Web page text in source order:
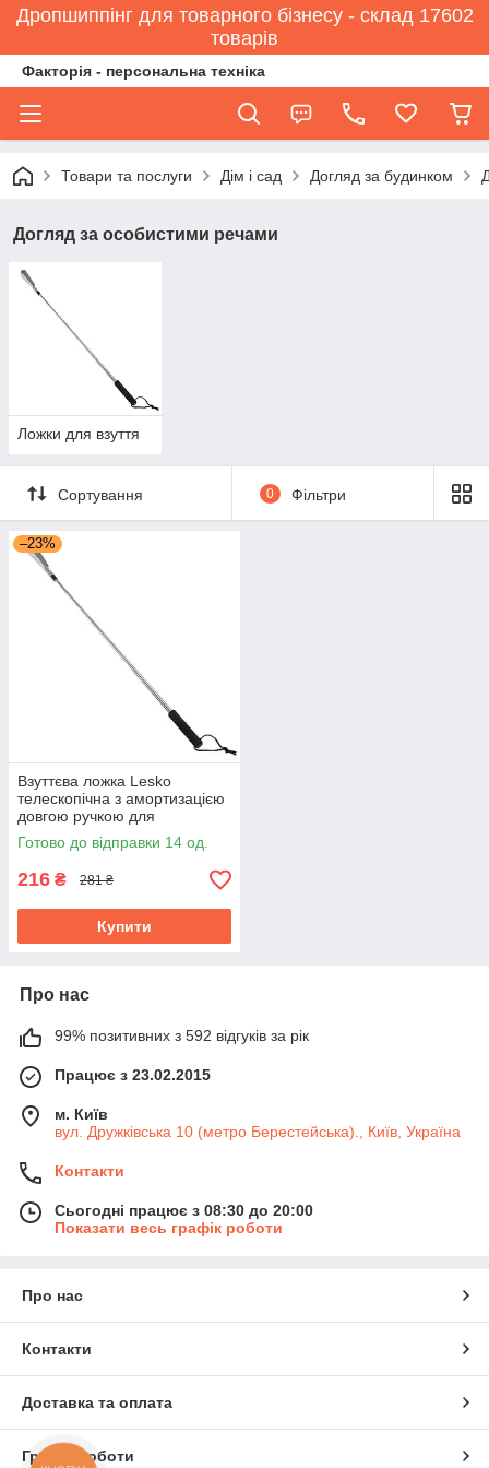
Дропшиппінг для товарного бізнесу - склад 17602
товарів
Факторія - персональна техніка
Товари та послуги Дім і сад Догляд за будинком
Догляд за особистими речами
Ложки для взуття
Сортування 0 Фільтри
–23%
Взуттєва ложка Lesko
телескопічна з амортизацією
довгою ручкою для
надягання взуття не
нахиляється
Готово до відправки 14 од.
216 ₴ 281 ₴
Купити
Про нас
99% позитивних з 592 відгуків за рік
Працює з 23.02.2015
м. Київ
вул. Дружківська 10 (метро Берестейська)., Київ, Україна
Контакти
Сьогодні працює з 08:30 до 20:00
Показати весь графік роботи
Про нас
Контакти
Доставка та оплата
Графік роботи